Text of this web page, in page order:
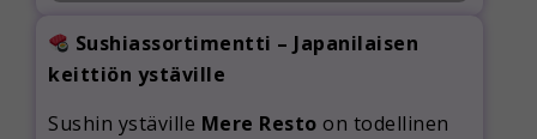
Sushiassortimentti – Japanilaisen
keittiön ystäville
Sushin ystäville Mere Resto on todellinen